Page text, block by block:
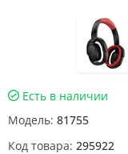
Есть в наличии
Модель: 81755
Код товара: 295922